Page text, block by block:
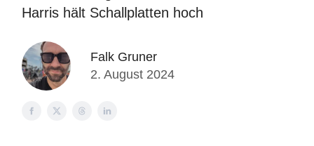
Harris hält Schallplatten hoch
Falk Gruner
2. August 2024